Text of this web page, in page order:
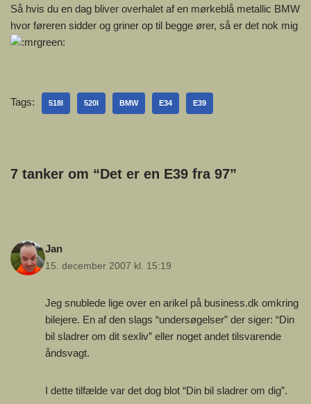
Så hvis du en dag bliver overhalet af en mørkeblå metallic BMW
hvor føreren sidder og griner op til begge ører, så er det nok mig
Tags: 518I 520I BMW E34 E39
7 tanker om “Det er en E39 fra 97”
Jan
15. december 2007 kl. 15:19
Jeg snublede lige over en arikel på business.dk omkring
bilejere. En af den slags “undersøgelser” der siger: “Din
bil sladrer om dit sexliv” eller noget andet tilsvarende
åndsvagt.
I dette tilfælde var det dog blot “Din bil sladrer om dig”.